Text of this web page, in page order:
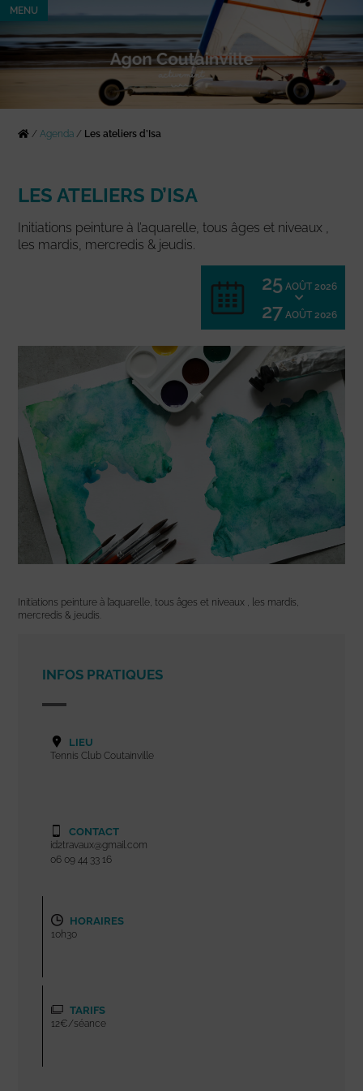
MENU
/Agenda / Les ateliers d’Isa
LES ATELIERS D’ISA
Initiations peinture à l’aquarelle, tous âges et niveaux ,
les mardis, mercredis & jeudis.
25 AOÛT 2026
27 AOÛT 2026
Initiations peinture à l’aquarelle, tous âges et niveaux , les mardis,
mercredis & jeudis.
INFOS PRATIQUES
LIEU
Tennis Club Coutainville
CONTACT
id2travaux@gmail.com
06 09 44 33 16
HORAIRES
10h30
TARIFS
12€/séance